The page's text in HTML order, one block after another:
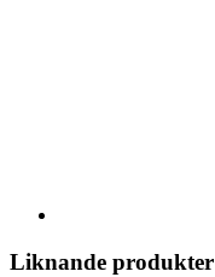
Liknande produkter